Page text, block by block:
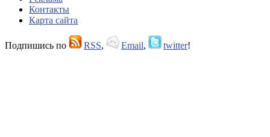
Контакты
Карта сайта
Подпишись по RSS, Email, twitter!